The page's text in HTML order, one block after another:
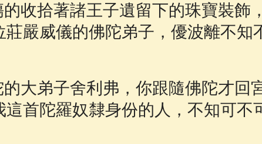
拾著諸王子遺留下的珠寶裝飾
莊嚴威儀的佛陀弟子，優波離不知
弟子舍利弗，你跟隨佛陀才回
首陀羅奴隸身份的人，不知可不